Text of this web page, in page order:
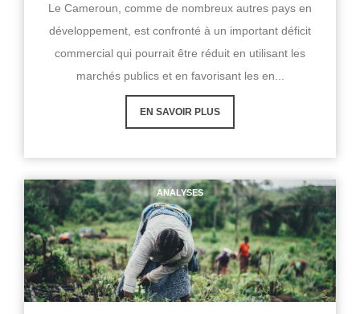
Le Cameroun, comme de nombreux autres pays en
développement, est confronté à un important déficit
commercial qui pourrait être réduit en utilisant les
marchés publics et en favorisant les en...
EN SAVOIR PLUS
ANALYSES